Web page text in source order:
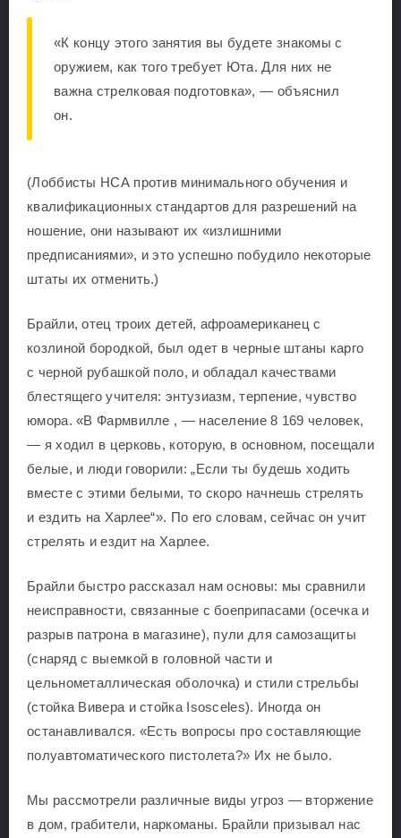
«К концу этого занятия вы будете знакомы с
оружием, как того требует Юта. Для них не
важна стрелковая подготовка», — объяснил
он.
(Лоббисты НСА против минимального обучения и
квалификационных стандартов для разрешений на
ношение, они называют их «излишними
предписаниями», и это успешно побудило некоторые
штаты их отменить.)
Брайли, отец троих детей, афроамериканец с
козлиной бородкой, был одет в черные штаны карго
с черной рубашкой поло, и обладал качествами
блестящего учителя: энтузиазм, терпение, чувство
юмора. «В Фармвилле , — население 8 169 человек,
— я ходил в церковь, которую, в основном, посещали
белые, и люди говорили: „Если ты будешь ходить
вместе с этими белыми, то скоро начнешь стрелять
и ездить на Харлее“». По его словам, сейчас он учит
стрелять и ездит на Харлее.
Брайли быстро рассказал нам основы: мы сравнили
неисправности, связанные с боеприпасами (осечка и
разрыв патрона в магазине), пули для самозащиты
(снаряд с выемкой в головной части и
цельнометаллическая оболочка) и стили стрельбы
(стойка Вивера и стойка Isosceles). Иногда он
останавливался. «Есть вопросы про составляющие
полуавтоматического пистолета?» Их не было.
Мы рассмотрели различные виды угроз — вторжение
в дом, грабители, наркоманы. Брайли призывал нас